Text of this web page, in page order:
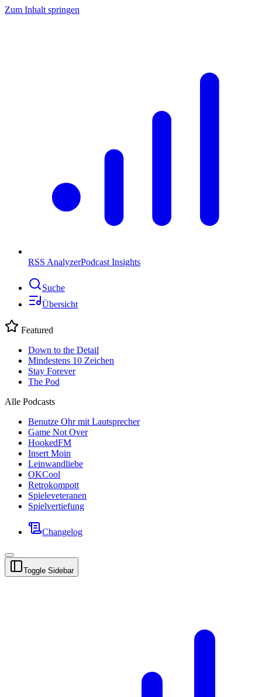
Zum Inhalt springen
RSS AnalyzerPodcast Insights
Suche
Übersicht
Featured
Down to the Detail
Mindestens 10 Zeichen
Stay Forever
The Pod
Alle Podcasts
Benutze Ohr mit Lautsprecher
Game Not Over
HookedFM
Insert Moin
Leinwandliebe
OKCool
Retrokompott
Spieleveteranen
Spielvertiefung
Changelog
Toggle Sidebar